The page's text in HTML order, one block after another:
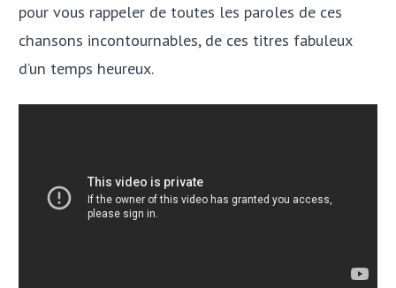
pour vous rappeler de toutes les paroles de ces
chansons incontournables, de ces titres fabuleux
d’un temps heureux.